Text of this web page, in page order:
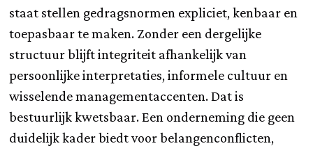
staat stellen gedragsnormen expliciet, kenbaar en
toepasbaar te maken. Zonder een dergelijke
structuur blijft integriteit afhankelijk van
persoonlijke interpretaties, informele cultuur en
wisselende managementaccenten. Dat is
bestuurlijk kwetsbaar. Een onderneming die geen
duidelijk kader biedt voor belangenconflicten,